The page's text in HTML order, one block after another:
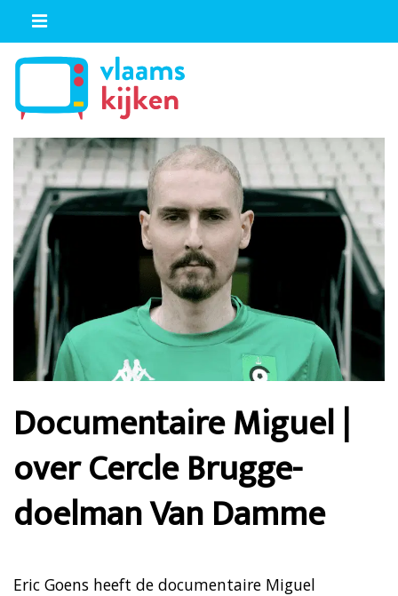
Documentaire Miguel |
over Cercle Brugge-
doelman Van Damme
Eric Goens heeft de documentaire Miguel